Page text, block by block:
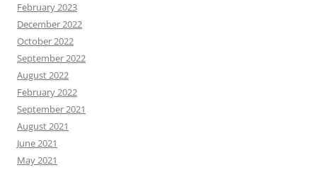
February 2023
December 2022
October 2022
September 2022
August 2022
February 2022
September 2021
August 2021
June 2021
May 2021